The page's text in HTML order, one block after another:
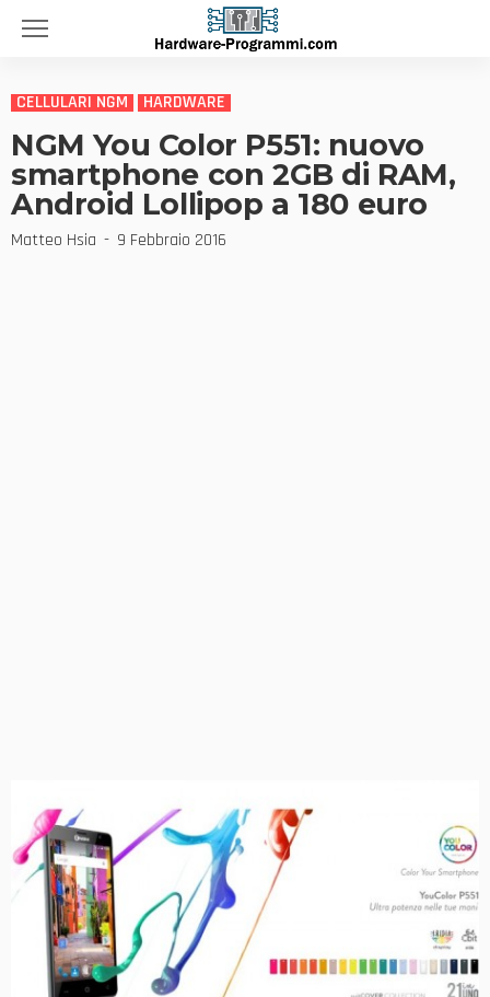
CELLULARI NGM HARDWARE
NGM You Color P551: nuovo
smartphone con 2GB di RAM,
Android Lollipop a 180 euro
Matteo Hsia 9 Febbraio 2016